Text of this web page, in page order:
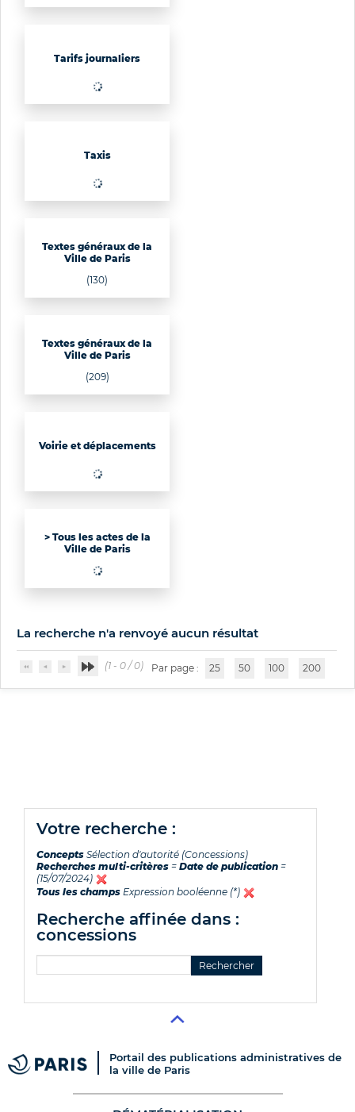
Tarifs journaliers
Taxis
Textes généraux de la
Ville de Paris
(130)
Textes généraux de la
Ville de Paris
(209)
Voirie et déplacements
(28267)
> Tous les actes de la
Ville de Paris
La recherche n'a renvoyé aucun résultat
(1 - 0 / 0) Par page : 25 50 100 200
votre recherche :
Concepts Sélection d'autorité (Concessions)
Recherches multi-critères = Date de publication =
(15/07/2024)
Tous les champs Expression booléenne (*)
recherche affinée dans :
concessions
Portail des publications administratives de
la ville de Paris